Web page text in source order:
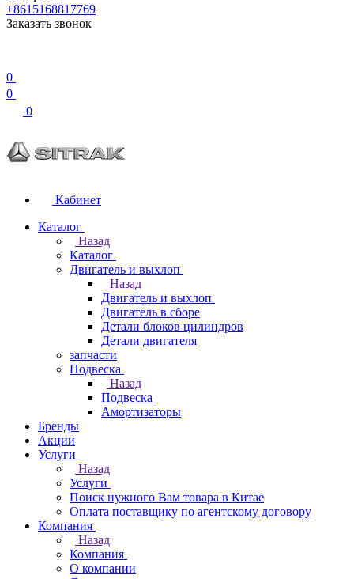
+8615168817769
Заказать звонок
0
0
0
Кабинет
Каталог
Назад
Каталог
Двигатель и выхлоп
Назад
Двигатель и выхлоп
Двигатель в сборе
Детали блоков цилиндров
Детали двигателя
запчасти
Подвеска
Назад
Подвеска
Амортизаторы
Бренды
Акции
Услуги
Назад
Услуги
Поиск нужного Вам товара в Китае
Оплата поставщику по агентскому договору
Компания
Назад
Компания
О компании